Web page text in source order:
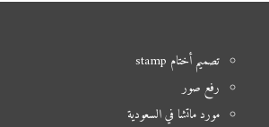
تصميم أختام stamp
رفع صور
مورد ماتشا في السعودية